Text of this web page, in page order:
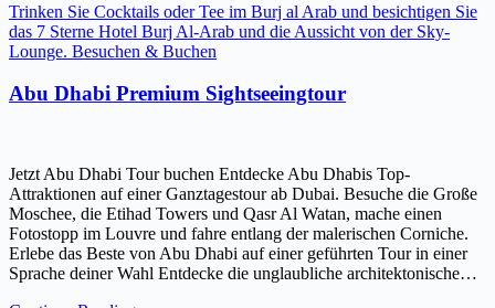
Trinken Sie Cocktails oder Tee im Burj al Arab und besichtigen Sie
das 7 Sterne Hotel Burj Al-Arab und die Aussicht von der Sky-
Lounge. Besuchen & Buchen
Abu Dhabi Premium Sightseeingtour
Jetzt Abu Dhabi Tour buchen Entdecke Abu Dhabis Top-
Attraktionen auf einer Ganztagestour ab Dubai. Besuche die Große
Moschee, die Etihad Towers und Qasr Al Watan, mache einen
Fotostopp im Louvre und fahre entlang der malerischen Corniche.
Erlebe das Beste von Abu Dhabi auf einer geführten Tour in einer
Sprache deiner Wahl Entdecke die unglaubliche architektonische…